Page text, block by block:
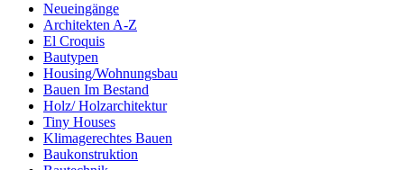
Neueingänge
Architekten A-Z
El Croquis
Bautypen
Housing/Wohnungsbau
Bauen Im Bestand
Holz/ Holzarchitektur
Tiny Houses
Klimagerechtes Bauen
Baukonstruktion